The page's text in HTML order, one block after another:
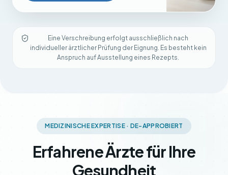
Eine Verschreibung erfolgt ausschließlich nach
individueller ärztlicher Prüfung der Eignung. Es besteht kein
Anspruch auf Ausstellung eines Rezepts.
MEDIZINISCHE EXPERTISE · DE-APPROBIERT
Erfahrene Ärzte für Ihre
Gesundheit